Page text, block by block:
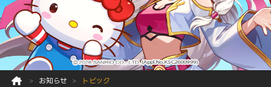
お知らせ トピック